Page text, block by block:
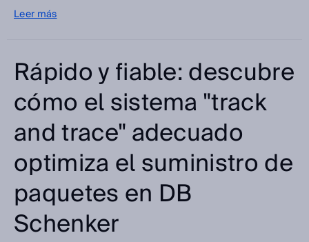
Leer más
Rápido y fiable: descubre
cómo el sistema "track
and trace" adecuado
optimiza el suministro de
paquetes en DB
Schenker